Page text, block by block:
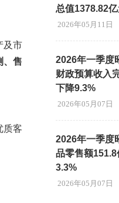
及市
、售
质客
总值1378.82
2026年05月11日
2026年一季度
财政预算收入
下降9.3%
2026年05月07日
2026年一季度
品零售额
3.3%
2026年05月07日